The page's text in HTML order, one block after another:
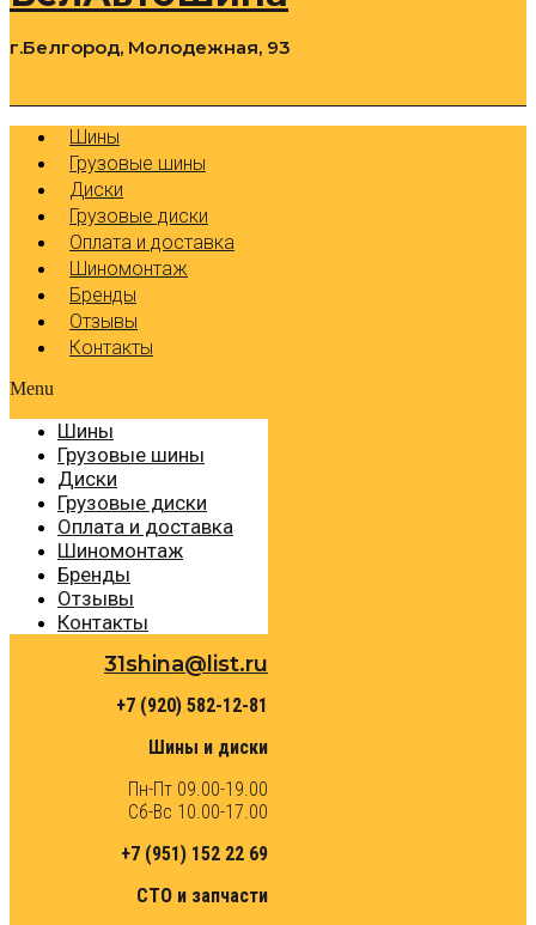
г.Белгород, Молодежная, 93
Шины
Грузовые шины
Диски
Грузовые диски
Оплата и доставка
Шиномонтаж
Бренды
Отзывы
Контакты
Menu
Шины
Грузовые шины
Диски
Грузовые диски
Оплата и доставка
Шиномонтаж
Бренды
Отзывы
Контакты
31shina@list.ru
+7 (920) 582-12-81
Шины и диски
Пн-Пт 09.00-19.00
Сб-Вс 10.00-17.00
+7 (951) 152 22 69
СТО и запчасти